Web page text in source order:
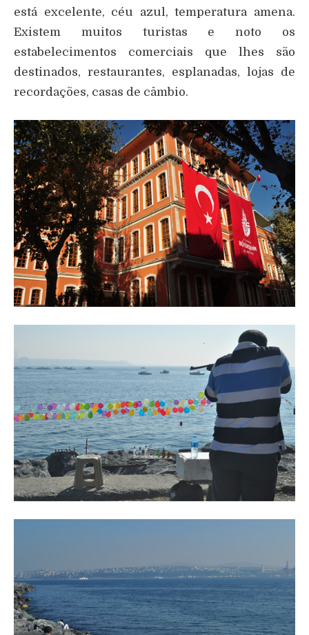
está excelente, céu azul, temperatura amena.
Existem muitos turistas e noto os
estabelecimentos comerciais que lhes são
destinados, restaurantes, esplanadas, lojas de
recordações, casas de câmbio.